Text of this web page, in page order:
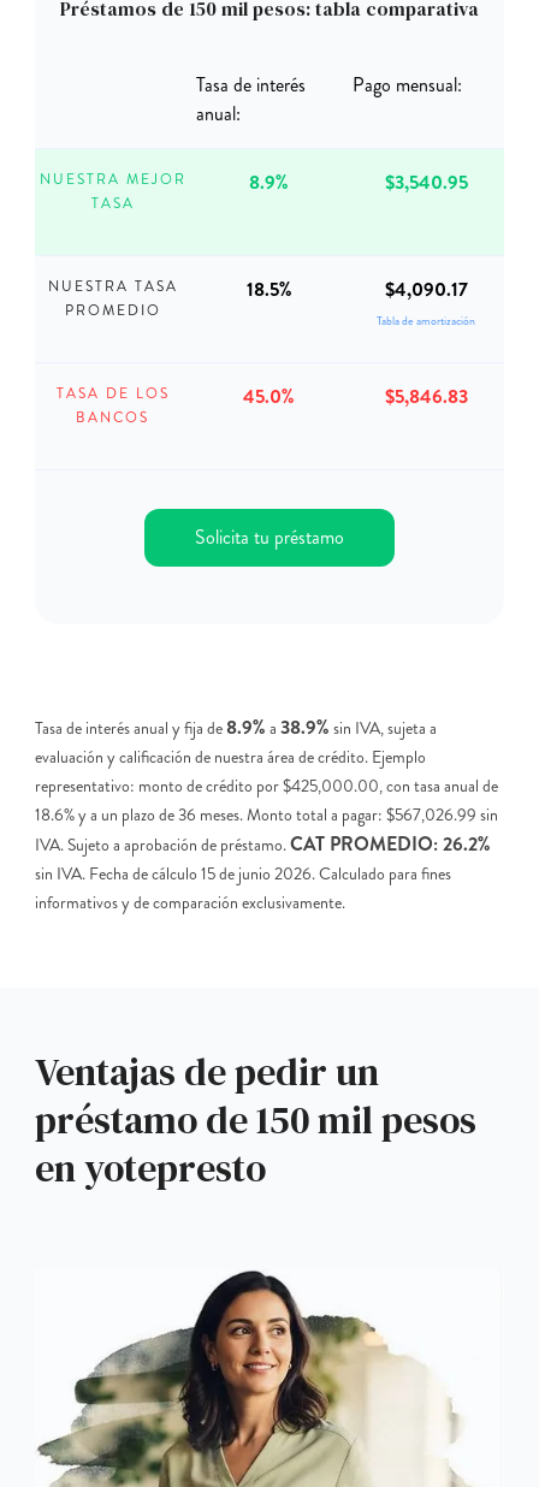
Préstamos de 150 mil pesos: tabla comparativa
NUESTRA MEJOR
TASA
NUESTRA TASA
PROMEDIO
TASA DE LOS
BANCOS
Tasa de interés
anual:
8.9%
18.5%
45.0%
Pago mensual:
$3,540.95
$4,090.17
Tabla de amortización
$5,846.83
Solicita tu préstamo
Tasa de interés anual y fija de8.9% a 38.9% sin IVA, sujeta a
evaluación y calificación de nuestra área de crédito. Ejemplo
representativo: monto de crédito por $425,000.00, con tasa anual de
18.6% y a un plazo de 36 meses. Monto total a pagar: $567,026.99 sin
IVA. Sujeto a aprobación de préstamo.CAT PROMEDIO: 26.2%
sin IVA. Fecha de cálculo 15 de junio 2026. Calculado para fines
informativos y de comparación exclusivamente.
Ventajas de pedir un
préstamo de 150 mil pesos
en yotepresto